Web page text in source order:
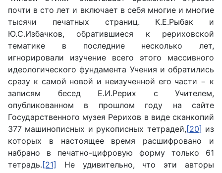
почти в сто лет и включает в себя многие и многие
тысячи печатных страниц. К.Е.Рыбак и
Ю.С.Избачков, обратившиеся к рериховской
тематике в последние несколько лет,
игнорировали изучение всего этого массивного
идеологического фундамента Учения и обратились
сразу к самой новой и неизученной его части − к
записям бесед Е.И.Рерих с Учителем,
опубликованном в прошлом году на сайте
Государственного музея Рерихов в виде сканкопий
377 машинописных и рукописных тетрадей,[20] из
которых в настоящее время расшифровано и
набрано в печатно-цифровую форму только 61
тетрадь.[21] Не удивительно, что эти авторы